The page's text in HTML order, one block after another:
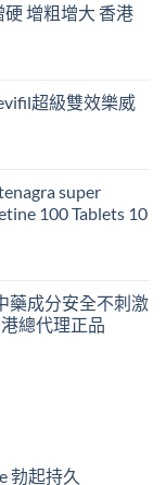
增粗增大 香港
超級雙效樂威
super
100 Tablets 10
藥成分安全不刺激
總代理正品
勃起持久